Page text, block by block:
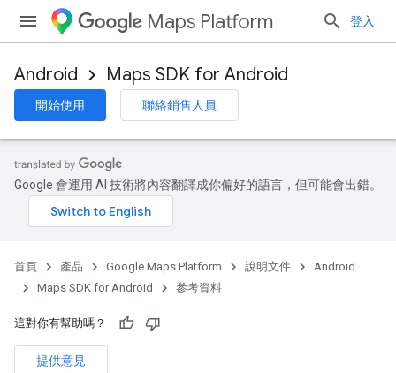
Maps Platform 登入
Android Maps SDK for Android
開始使用 聯絡銷售人員
Google 會運用 AI 技術將內容翻譯成你偏好的語言，但可能會出錯。
首頁 產品 Google Maps Platform 說明文件
Android
Maps SDK for Android
參考資料
這對你有幫助嗎？
提供意見